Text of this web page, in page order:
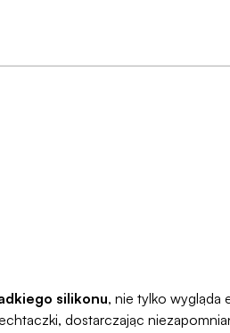
ponieważ
silikonu, nie tylko wygląda
dostarczając